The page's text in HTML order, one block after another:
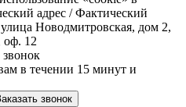
адрес / Фактический
Новодмитровская, дом 2,
оф. 12
в течении 15 минут и
звонок